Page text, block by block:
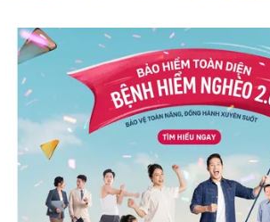
tráng trộn khoảng 300 calo
có béo
tráng trộn có trọng lượng
600 calo. Trong khi đó,
khoảng 1.800 - 2.000 calo